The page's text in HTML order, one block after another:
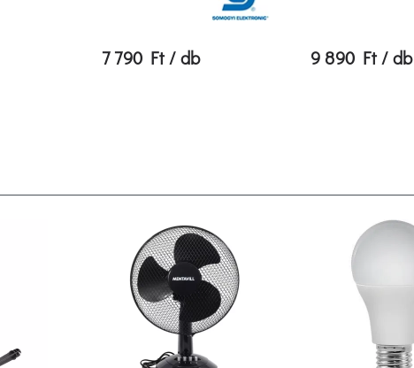
7 790 Ft / db 9 890 Ft / db